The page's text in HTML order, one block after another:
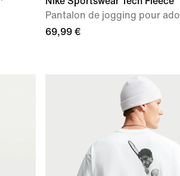
Pantalon de jogging pour ado
69,99 €